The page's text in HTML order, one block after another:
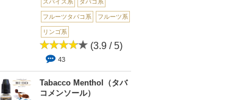
スパイス系 タバコ系
フルーツタバコ系 フルーツ系
リンゴ系
(3.9 / 5)
43
Tabacco Menthol（タバ
コメンソール）